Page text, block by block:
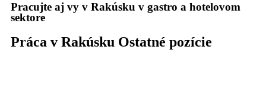
Pracujte aj vy v Rakúsku v gastro a hotelovom
sektore
Práca v Rakúsku Ostatné pozície